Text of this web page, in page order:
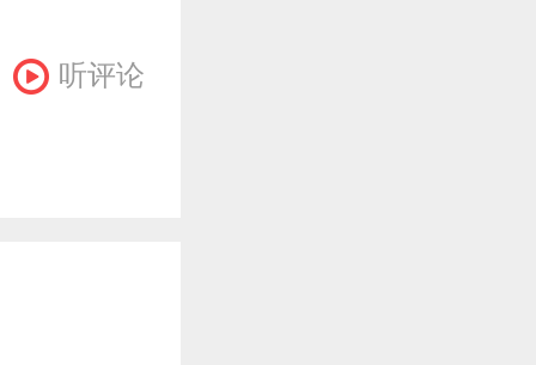
听评论